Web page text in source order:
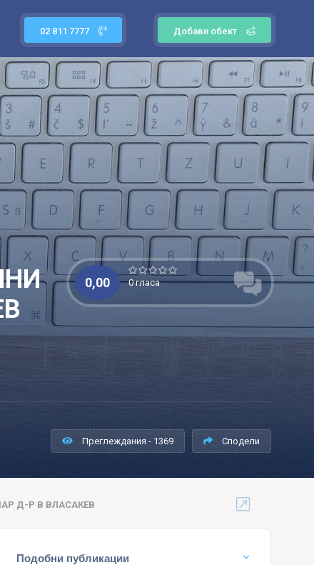
Добави обект
02 811 7777
0,00 0 гласа
Преглеждания - 1369
Сподели
Д-Р В ВЛАСАКЕВ
Подобни публикации